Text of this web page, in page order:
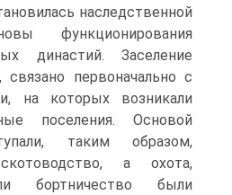
наследственной
функционирова­ния
династий. Заселение
перво­начально с
на которых возникали
поселе­ния. Основой
таким образом,
а охота,
бортничество были